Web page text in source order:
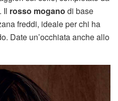
Il rosso mogano di base
freddi, ideale per chi ha
Date un’occhiata anche allo